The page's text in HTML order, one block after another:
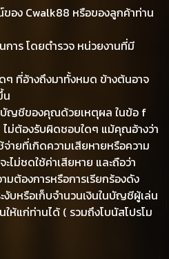
ของ Cwalk88 หรือของลูกค้าท่าน
การ โดยตำรวจ หน่วยงานที่มี
ๆ ที่อ้างถึงมาทั้งหมด ข้างต้นอาจ
น
บัญชีของคุณด้วยเหตุผล ในข้อ f
ม่ต้องรับผิดชอบใดๆ แม้คุณอ้างว่า
ายที่เกิดความเสียหายหรือความ
ไม่ชดใช้ค่าเสียหาย และถือว่า
ต้องการหรือการเรียกร้องดัง
งับหรือเก็บจำนวนเงินในบัญชีผู้เล่น
ห้แก่ท่านได้ ( รวมถึงโบนัสโปรโม